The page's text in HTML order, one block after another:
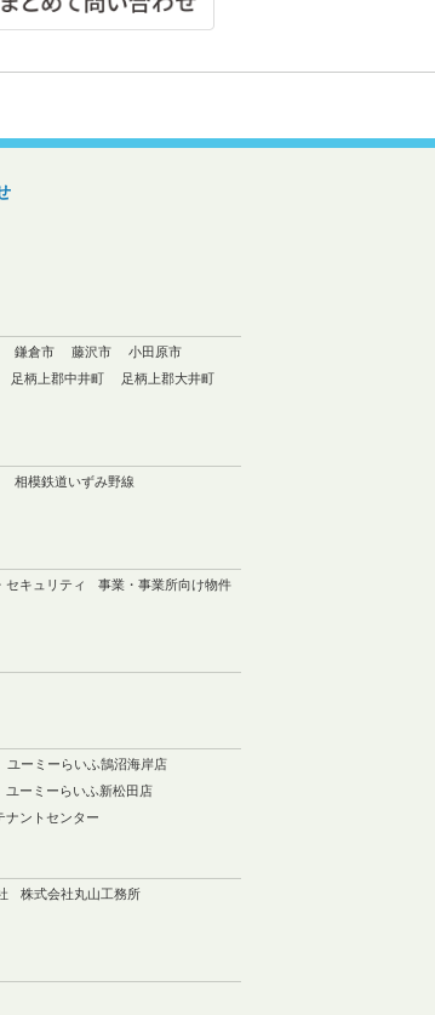
鎌倉市 藤沢市
小田原市
足柄上郡中井町
足柄上郡大井町
相模鉄道いずみ野線
セキュリティ
事業・事業所向け物件
ユーミーらいふ鵠沼海岸店
ユーミーらいふ新松田店
ナントセンター
株式会社丸山工務所